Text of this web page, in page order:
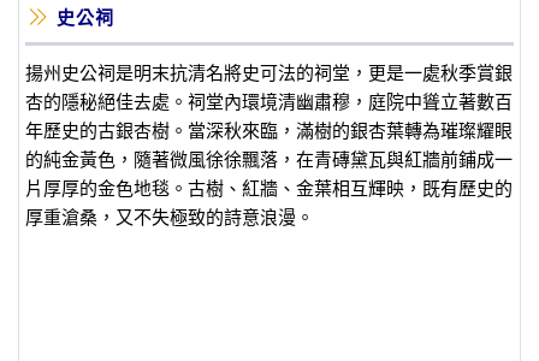
史公祠
揚州史公祠是明末抗清名將史可法的祠堂，更是一處秋季賞銀
杏的隱秘絕佳去處。祠堂內環境清幽肅穆，庭院中聳立著數百
年歷史的古銀杏樹。當深秋來臨，滿樹的銀杏葉轉為璀璨耀眼
的純金黃色，隨著微風徐徐飄落，在青磚黛瓦與紅牆前鋪成一
片厚厚的金色地毯。古樹、紅牆、金葉相互輝映，既有歷史的
厚重滄桑，又不失極致的詩意浪漫。